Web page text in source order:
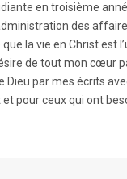
en troisième
des
la vie en Christ est
de tout mon cœur
Dieu par mes écrits
pour ceux qui ont